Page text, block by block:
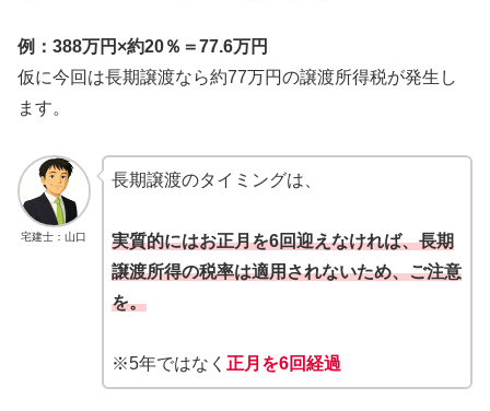
例：388万円×約20％＝77.6万円
仮に今回は長期譲渡なら約77万円の譲渡所得税が発生し
ます。
宅建士：山口
長期譲渡のタイミングは、
実質的にはお正月を6回迎えなければ、長期
譲渡所得の税率は適用されないため、ご注意
を。
※5年ではなく 正月を6回経過